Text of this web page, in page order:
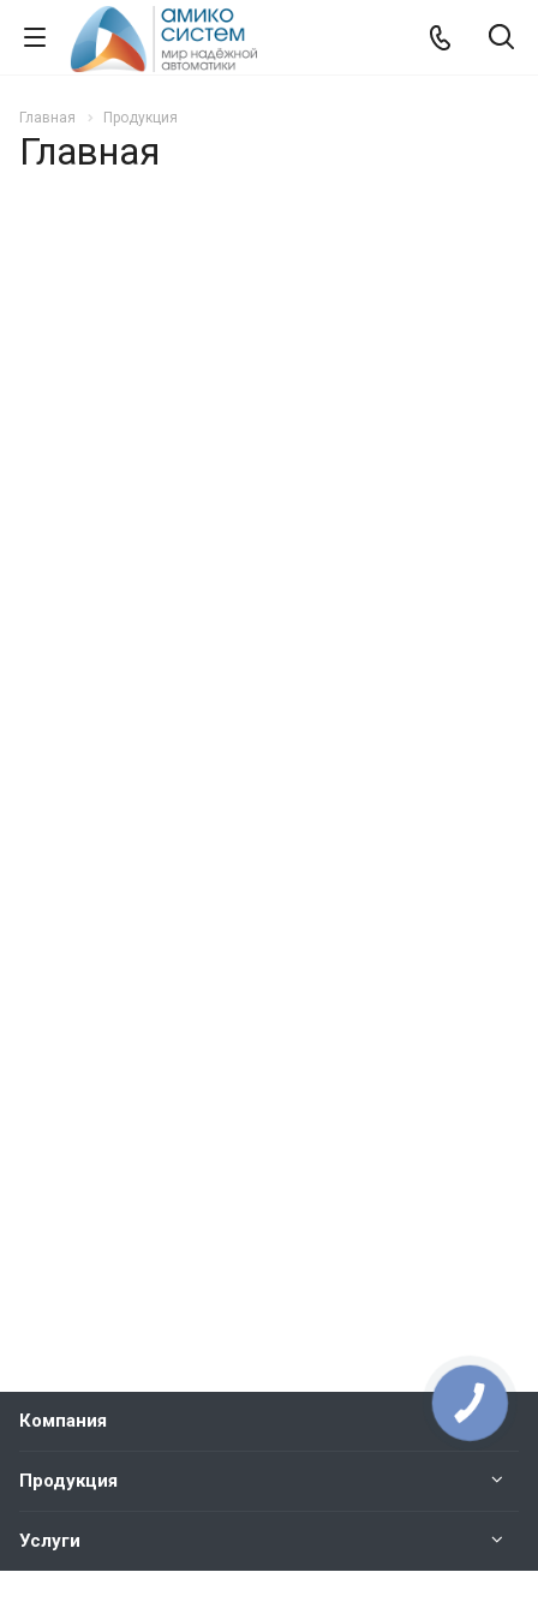
Главная Продукция
Главная
Компания
Продукция
Услуги